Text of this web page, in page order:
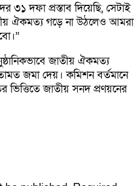
দফা প্রস্তাব দিয়েছি, সেটাই
ঐকমত্য গড়ে না উঠলেও আমরা
জাতীয় ঐকমত্য
জমা দেয়। কমিশন বর্তমানে
ভিত্তিতে জাতীয় সনদ প্রণয়নের